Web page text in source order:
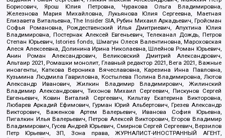
Борисович, Ярош Юлия Петровна, Чуракова Ольга Владимировна,
Железнова Мария Михайловна, Лукьянова Юлия Сергеевна, Маетная
Елизавета Витальевна, The Insider SIA, Рубин Михаил Аркадьевич, Гройсман
Софья Романовна, Рождественский Илья Дмитриевич, Апухтина Юлия
Владимировна, Постернак Алексей Евгеньевич, Телеканал Дождь, Петров
Степан Юрьевич, Istories fonds, Шмагун Олеся Валентиновна, Мароховская
Алеся Алексеевна, Долинина Ирина Николаевна, Шлейнов Роман Юрьевич,
Анин Роман Александрович, Великовский Дмитрий Александрович,
Альтаир 2021, Ромашки монолит, Главный редактор 2021, Вега 2021, Важные
иноагенты, Каткова Вероника Вячеславовна, Карезина Инна Павловна,
Кузьмина Людмила Гавриловна, Костылева Полина Владимировна, Лютов
Александр Иванович, Жилкин Владимир Владимирович, Жилинский
Владимир Александрович, Тихонов Михаил Сергеевич, Пискунов Сергей
Евгеньевич, Ковин Виталий Сергеевич, Кильтау Екатерина Викторовна,
Любарев Аркадий Ефимович, Гурман Юрий Альбертович, Грезев Александр
Викторович, Важенков Артем Валерьевич, Иванова София Юрьевна,
Пигалкин Илья Валерьевич, Петров Алексей Викторович, Егоров Владимир
Владимирович, Гусев Андрей Юрьевич, Смирнов Сергей Сергеевич, Верзилов
Петр Юрьевич, ЗП, Зона права, ЖУРНАЛИСТ-ИНОСТРАННЫЙ АГЕНТ,